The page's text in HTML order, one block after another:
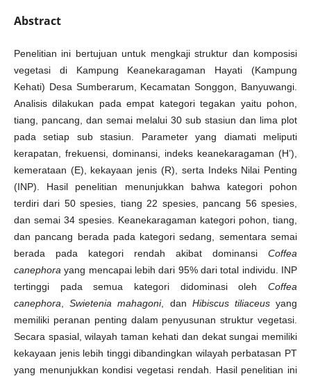
Abstract
Penelitian ini bertujuan untuk mengkaji struktur dan komposisi
vegetasi di Kampung Keanekaragaman Hayati (Kampung
Kehati) Desa Sumberarum, Kecamatan Songgon, Banyuwangi.
Analisis dilakukan pada empat kategori tegakan yaitu pohon,
tiang, pancang, dan semai melalui 30 sub stasiun dan lima plot
pada setiap sub stasiun. Parameter yang diamati meliputi
kerapatan, frekuensi, dominansi, indeks keanekaragaman (H’),
kemerataan (E), kekayaan jenis (R), serta Indeks Nilai Penting
(INP). Hasil penelitian menunjukkan bahwa kategori pohon
terdiri dari 50 spesies, tiang 22 spesies, pancang 56 spesies,
dan semai 34 spesies. Keanekaragaman kategori pohon, tiang,
dan pancang berada pada kategori sedang, sementara semai
berada pada kategori rendah akibat dominansiCoffea
canephora yang mencapai lebih dari 95% dari total individu. INP
tertinggi pada semua kategori didominasi olehCoffea
canephora ,Swietenia mahagoni, dan Hibiscus tiliaceusyang
memiliki peranan penting dalam penyusunan struktur vegetasi.
Secara spasial, wilayah taman kehati dan dekat sungai memiliki
kekayaan jenis lebih tinggi dibandingkan wilayah perbatasan PT
yang menunjukkan kondisi vegetasi rendah. Hasil penelitian ini